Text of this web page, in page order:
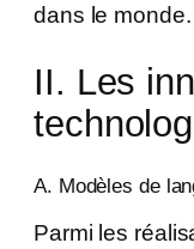
dans le monde.
II. Les
A. Modèles de
Parmi les